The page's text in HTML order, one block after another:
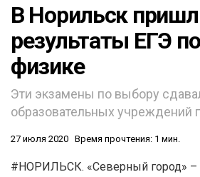
В Норильск
результаты ЕГЭ
физике
Эти экзамены по выбору
образовательных учреждений
27 июля 2020 Время прочтения: 1 мин.
#НОРИЛЬСК. «Северный город» –